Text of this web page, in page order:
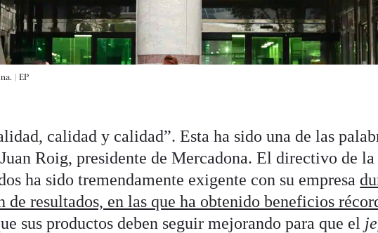
| EP
calidad y calidad”. Esta ha sido una de las
Roig, presidente de Mercadona. El directivo de la
ha sido tremendamente exigente con su empresa
de resultados, en las que ha obtenido beneficios
sus productos deben seguir mejorando para que el